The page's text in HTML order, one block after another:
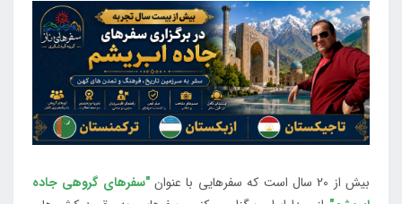
بیش از 20 سال است که سفرهایی با عنوان
"سفرهای گروهی جاده